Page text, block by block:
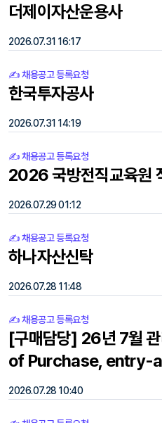
더제이자산운용사
2026.07.31 16:17
✍️ 채용공고 등록요청
한국투자공사
2026.07.31 14:19
✍️ 채용공고 등록요청
2026 국방전직교육원
2026.07.29 01:12
✍️ 채용공고 등록요청
하나자산신탁
2026.07.28 11:48
✍️ 채용공고 등록요청
[구매담당] 26년 7월
of Purchase, entry-
2026.07.28 10:40